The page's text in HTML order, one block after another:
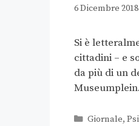
6 Dicembre 2018
Si è
cittadini – e
da più di un
Giornale,